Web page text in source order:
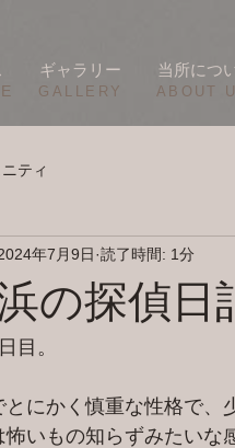
ギャラリー 当所につ
​GALLERY ​ABOUT
ティ
浜の探偵日
年7月9日 読了時間: 1分
目。
にかく慎重な性格で、
いもの知らずみたいな